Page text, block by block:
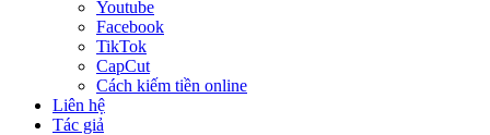
Youtube
Facebook
TikTok
CapCut
Cách kiếm tiền online
Liên hệ
Tác giả